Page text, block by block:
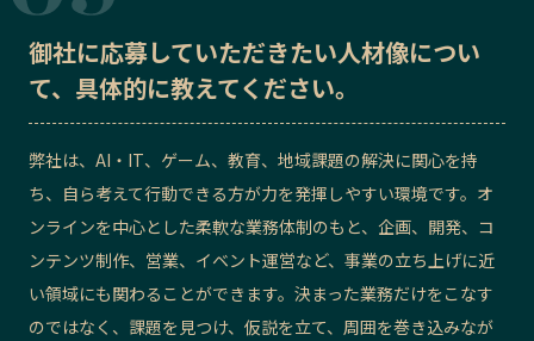
御社に応募していただきたい人材像につい
て、具体的に教えてください。
弊社は、AI・IT、ゲーム、教育、地域課題の解決に関心を持
ち、自ら考えて行動できる方が力を発揮しやすい環境です。オ
ンラインを中心とした柔軟な業務体制のもと、企画、開発、コ
ンテンツ制作、営業、イベント運営など、事業の立ち上げに近
い領域にも関わることができます。決まった業務だけをこなす
のではなく、課題を見つけ、仮説を立て、周囲を巻き込みなが